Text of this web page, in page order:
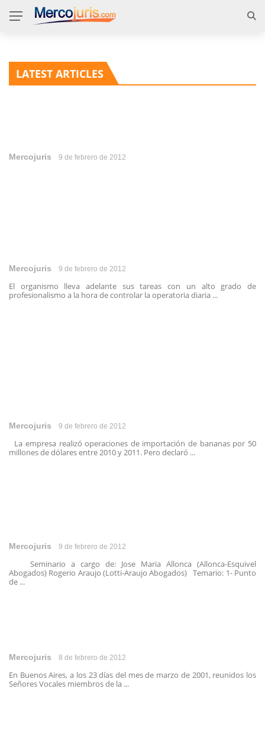
LATEST ARTICLES
Mercojuris 9 de febrero de 2012
Mercojuris 9 de febrero de 2012
El organismo lleva adelante sus tareas con un alto grado de
profesionalismo a la hora de controlar la operatoria diaria ...
Mercojuris 9 de febrero de 2012
La empresa realizó operaciones de importación de bananas por 50
millones de dólares entre 2010 y 2011. Pero declaró ...
Mercojuris 9 de febrero de 2012
Seminario a cargo de: Jose Maria Allonca (Allonca-Esquivel
Abogados) Rogerio Araujo (Lotti-Araujo Abogados) Temario: 1- Punto
de ...
Mercojuris 8 de febrero de 2012
En Buenos Aires, a los 23 días del mes de marzo de 2001, reunidos los
Señores Vocales miembros de la ...